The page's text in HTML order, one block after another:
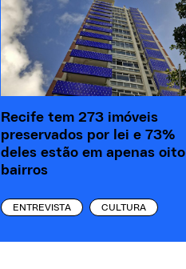
Recife tem 273 imóveis
preservados por lei e 73%
deles estão em apenas oito
bairros
ENTREVISTA CULTURA